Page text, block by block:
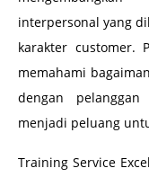
interpersonal yang
karakter customer.
memahami
dengan
menjadi peluang
Training Service